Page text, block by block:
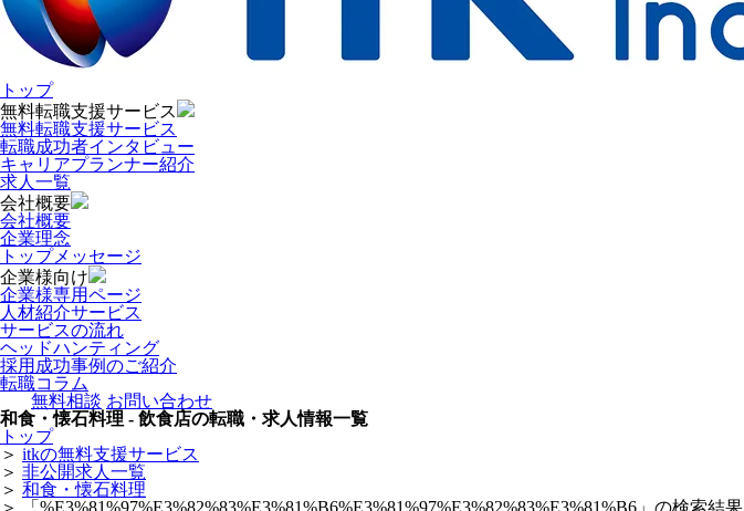
トップ
無料転職支援サービス
無料転職支援サービス
転職成功者インタビュー
キャリアプランナー紹介
求人一覧
会社概要
会社概要
企業理念
トップメッセージ
企業様向け
企業様専用ページ
人材紹介サービス
サービスの流れ
ヘッドハンティング
採用成功事例のご紹介
転職コラム
無料相談 お問い合わせ
和食・懐石料理 - 飲食店の転職・求人情報一覧
トップ
＞ itkの無料支援サービス
＞ 非公開求人一覧
＞ 和食・懐石料理
＞
「%E3%81%97%E3%82%83%E3%81%B6%E3%81%97%E3%82%83%E3%81%B6」の検索結果